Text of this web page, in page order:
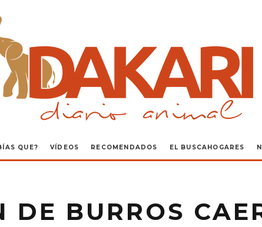
QUE? VÍDEOS RECOMENDADOS EL BUSCAHOGARES
DE BURROS